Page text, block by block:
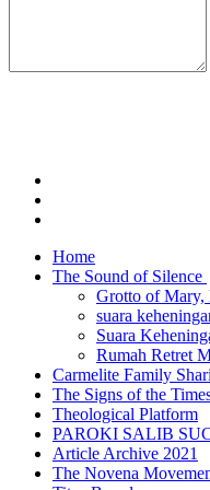
Home
The Sound of Silence
Grotto of Mary,
suara
Suara
Rumah Retret
Carmelite Family
The Signs of the
Theological Platform
PAROKI SALIB
Article Archive 2021
The Novena